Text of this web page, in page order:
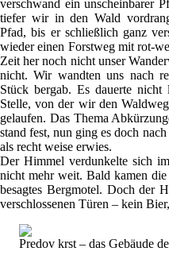
verschwand ein unscheinbarer
tiefer wir in den Wald
Pfad, bis er schließlich ganz
wieder einen Forstweg mit rot-
Zeit her noch nicht unser
nicht. Wir wandten uns nach
Stück bergab. Es dauerte
Stelle, von der wir den
gelaufen. Das Thema
stand fest, nun ging es doch
als recht weise erwies.
Der Himmel verdunkelte sich
nicht mehr weit. Bald kamen
besagtes Bergmotel. Doch der
verschlossenen Türen – kein
Predov krst – das Gebäude